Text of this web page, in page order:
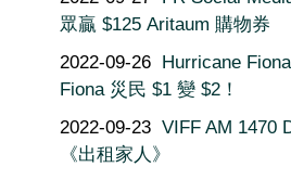
眾贏 $125 Aritaum 購物券
2022-09-26 Hurricane
Fiona 災民 $1 變 $2！
2022-09-23 VIFF AM 1470
《出租家人》